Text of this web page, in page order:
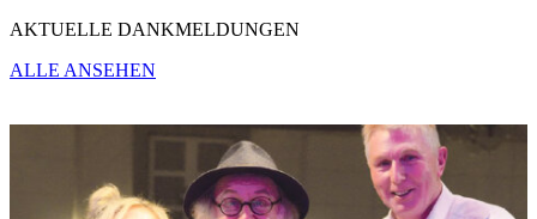
AKTUELLE DANKMELDUNGEN
ALLE ANSEHEN